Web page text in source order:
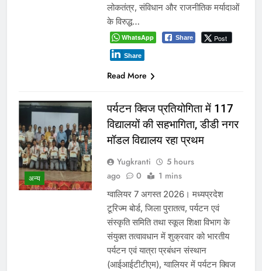
लोकतंत्र, संविधान और राजनीतिक मर्यादाओं
के विरुद्ध…
WhatsApp Share Post
Share
Read More
अन्य
पर्यटन क्विज प्रतियोगिता में 117
विद्यालयों की सहभागिता, डीडी नगर
मॉडल विद्यालय रहा प्रथम
Yugkranti
5 hours
ago
0 1 mins
ग्वालियर 7 अगस्त 2026। मध्यप्रदेश
टूरिज्म बोर्ड, जिला पुरातत्व, पर्यटन एवं
संस्कृति समिति तथा स्कूल शिक्षा विभाग के
संयुक्त तत्वावधान में शुक्रवार को भारतीय
पर्यटन एवं यात्रा प्रबंधन संस्थान
(आईआईटीटीएम), ग्वालियर में पर्यटन क्विज